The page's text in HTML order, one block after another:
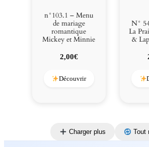
n°103.1 – Menu
de mariage
romantique
Mickey et Minnie
2,00€
Découvrir
N°
La
&
Charger plus Tout